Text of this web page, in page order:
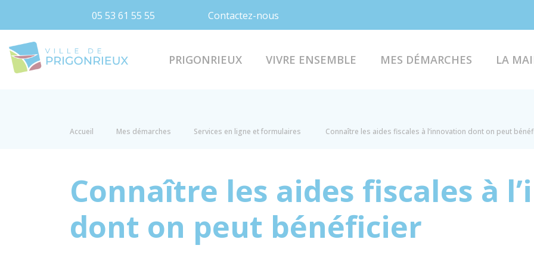
05 53 61 55 55 Contactez-nous
PRIGONRIEUX VIVRE ENSEMBLE MES DÉMARCHES LA
Accueil Mes démarches Services en ligne et formulaires Connaître les aides fiscales à l’innovation dont on peut
Connaître les aides fiscales à
dont on peut bénéficier